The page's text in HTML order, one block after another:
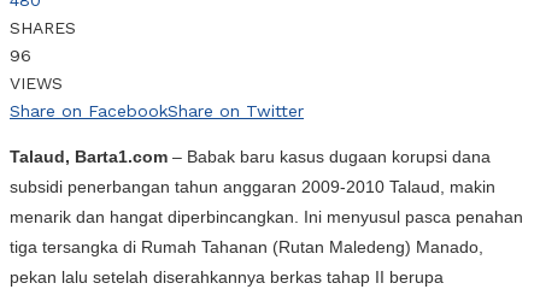
SHARES
96
VIEWS
Share on FacebookShare on Twitter
Talaud, Barta1.com – Babak baru kasus dugaan korupsi dana
subsidi penerbangan tahun anggaran 2009-2010 Talaud, makin
menarik dan hangat diperbincangkan. Ini menyusul pasca penahan
tiga tersangka di Rumah Tahanan (Rutan Maledeng) Manado,
pekan lalu setelah diserahkannya berkas tahap II berupa